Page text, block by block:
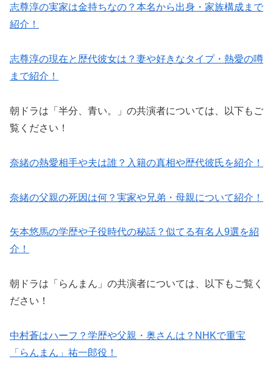
志尊淳の実家は金持ちなの？本名から出身・家族構成まで
紹介！
志尊淳の現在と歴代彼女は？妻や好きなタイプ・熱愛の噂
まで紹介！
朝ドラは「半分、青い。」の共演者については、以下もご
覧ください！
奈緒の熱愛相手や夫は誰？入籍の真相や歴代彼氏を紹介！
奈緒の父親の死因は何？実家や兄弟・母親について紹介！
矢本悠馬の学歴や子役時代の秘話？似てる有名人9選を紹
介！
朝ドラは「らんまん」の共演者については、以下もご覧く
ださい！
中村蒼はハーフ？学歴や父親・奥さんは？NHKで重宝
「らんまん」祐一郎役！